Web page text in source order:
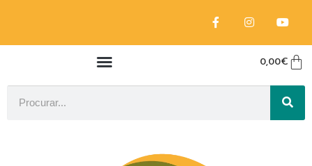
0,00€